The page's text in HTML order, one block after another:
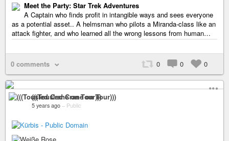
Meet the Party: Star Trek Adventures
A Captain who finds profit in intangible ways and sees everyone
as a potential asset.. A helmsman who pilots a Miranda-class like an
attack fighter, and who learned all the wrong lessons from human…
0 comments 0 0 0
(((Tousled Crane on Tour)))
5 years ago – Public